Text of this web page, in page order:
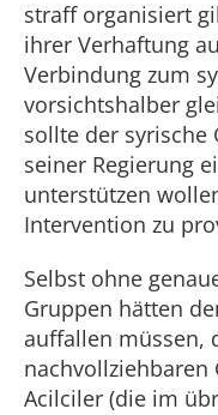
straff organisiert
ihrer Verhaftung
Verbindung zum
vorsichtshalber
sollte der syrische
seiner Regierung
unterstützen
Intervention zu
Selbst ohne
Gruppen hätten
auffallen müssen,
nachvollziehbaren
Acilciler (die im